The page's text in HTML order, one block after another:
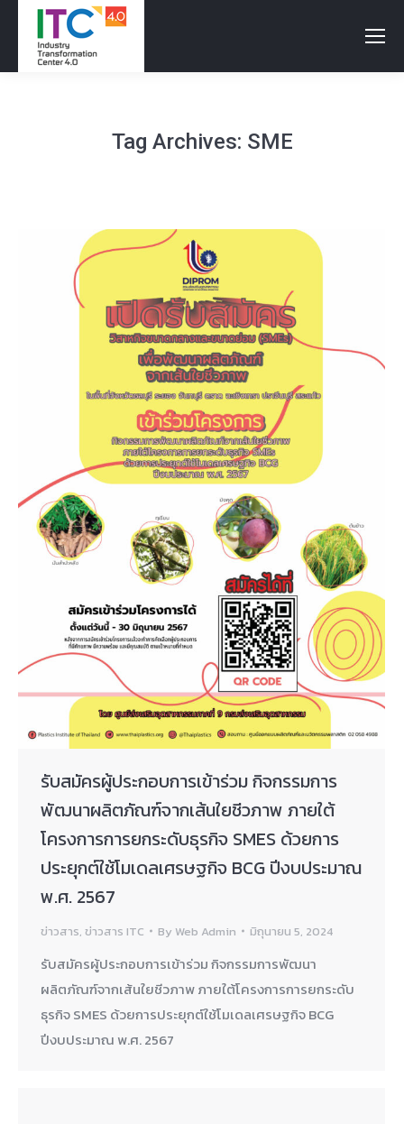
Tag Archives: SME
รับสมัครผู้ประกอบการเข้าร่วม กิจกรรมการ
พัฒนาผลิตภัณฑ์จากเส้นใยชีวภาพ ภายใต้
โครงการการยกระดับธุรกิจ SMES ด้วยการ
ประยุกต์ใช้โมเดลเศรษฐกิจ BCG ปีงบประมาณ
พ.ศ. 2567
ข่าวสาร, ข่าวสาร ITC By Web Admin มิถุนายน 5, 2024
รับสมัครผู้ประกอบการเข้าร่วม กิจกรรมการพัฒนา
ผลิตภัณฑ์จากเส้นใยชีวภาพ ภายใต้โครงการการยกระดับ
ธุรกิจ SMES ด้วยการประยุกต์ใช้โมเดลเศรษฐกิจ BCG
ปีงบประมาณ พ.ศ. 2567